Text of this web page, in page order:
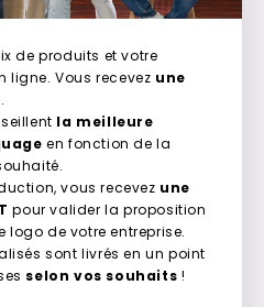
de produits et votre
ligne. Vous recevez une
.
la meilleure
en fonction de la
vous recevez une
pour valider la proposition
de votre entreprise.
sont livrés en un point
selon vos souhaits !